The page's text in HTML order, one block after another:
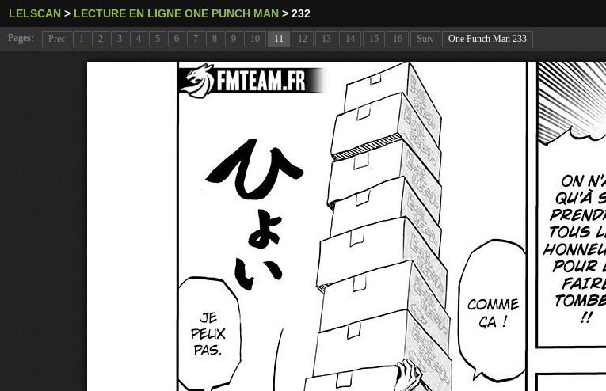
LELSCAN > LECTURE EN LIGNE ONE PUNCH MAN > 232
Pages: Prec 1 2 3 4 5 6 7 8 9 10 11 12 13 14 15 16 Suiv One Punch Man 233